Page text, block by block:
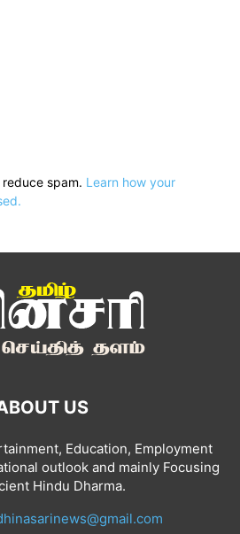
spam. Learn how your
US
Education, Employment
outlook and mainly Focusing
Hindu Dharma.